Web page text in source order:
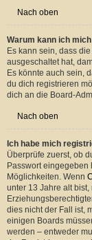
rechtlichen Beistand
Besitzer dieses
Anlaufstelle für
unter der Frage „An
juristische Anfragen
Nach oben
Es kann sein, dass
ausgeschaltet hat,
Es könnte auch sein,
du dich registrieren
dich an die Board-
Nach oben
Ich habe mich
Überprüfe zuerst, ob
Passwort eingegeben